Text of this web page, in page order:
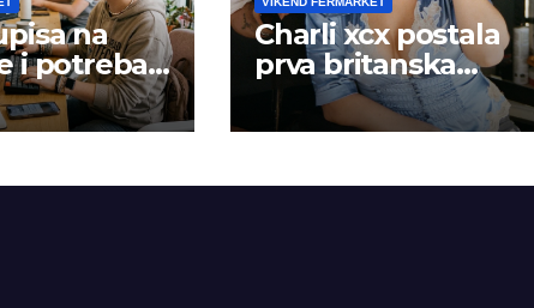
na
i potreba
Charli xcx postala
prva britanska
pevačica sa dva
albuma na prvom
kalendarskoj godini